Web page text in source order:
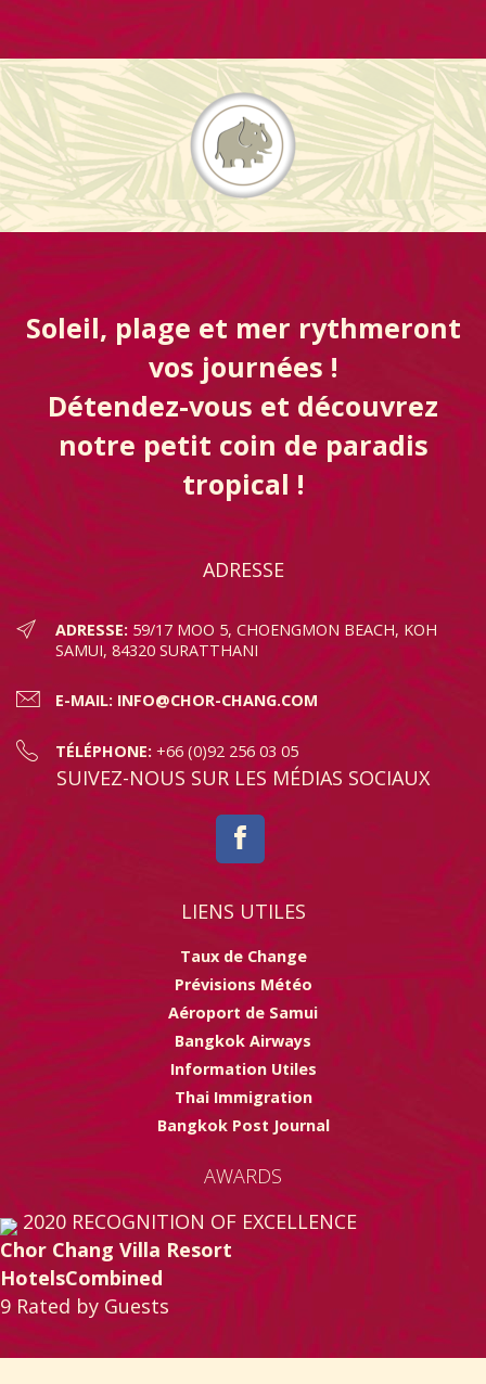
Soleil, plage et mer rythmeront
vos journées !
Détendez-vous et découvrez
notre petit coin de paradis
tropical !
ADRESSE
ADRESSE: 59/17 MOO 5, CHOENGMON BEACH, KOH
SAMUI, 84320 SURATTHANI
E-MAIL: INFO@CHOR-CHANG.COM
TÉLÉPHONE: +66 (0)92 256 03 05
SUIVEZ-NOUS SUR LES MÉDIAS SOCIAUX
LIENS UTILES
Taux de Change
Prévisions Météo
Aéroport de Samui
Bangkok Airways
Information Utiles
Thai Immigration
Bangkok Post Journal
AWARDS
2020 RECOGNITION OF EXCELLENCE
Chor Chang Villa Resort
HotelsCombined
9 Rated by Guests